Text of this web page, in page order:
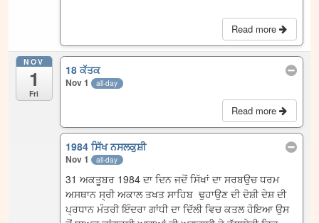
Read more
NOV
1
Fri
18 ਕੱਤਕ
Nov 1 all-day
Read more
1984 ਸਿੱਖ ਨਸਲਕੁਸ਼ੀ
Nov 1 all-day
31 ਅਕਤੂਬਰ 1984 ਦਾ ਦਿਨ ਜਦੋਂ ਸਿੱਖਾਂ ਦਾ ਸਰਬਉਚ ਧਰਮ
ਅਸਥਾਨ ਸ੍ਰੀ ਅਕਾਲ ਤਖਤ ਸਾਹਿਬ ਢੁਹਾਉਣ ਦੀ ਦੋਸ਼ੀ ਦੇਸ਼ ਦੀ
ਪ੍ਰਧਾਨ ਮੰਤਰੀ ਇੰਦਰਾ ਗਾਂਧੀ ਦਾ ਦਿੱਲੀ ਵਿਚ ਕਤਲ ਹੋਇਆ ਉਸ